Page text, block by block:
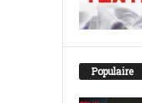
Populaire